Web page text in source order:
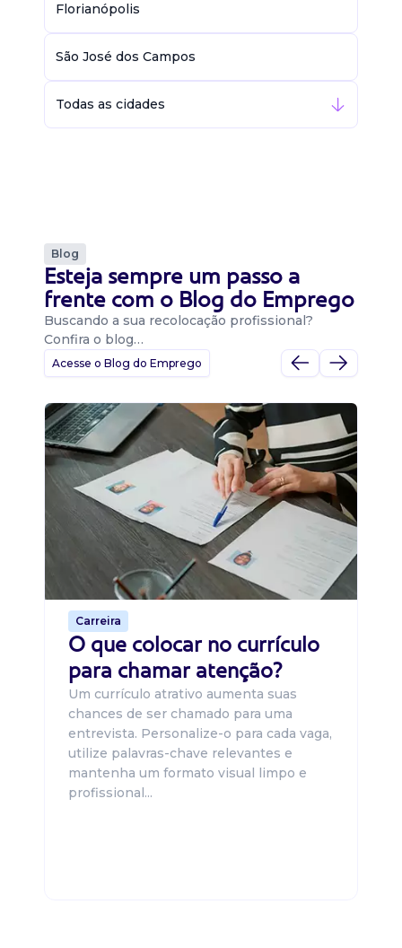
Florianópolis
São José dos Campos
Todas as cidades
Blog
Esteja sempre um passo a
frente com o Blog do Emprego
Buscando a sua recolocação profissional?
Confira o blog…
Acesse o Blog do Emprego
Carreira
O que colocar no currículo
para chamar atenção?
Um currículo atrativo aumenta suas
chances de ser chamado para uma
entrevista. Personalize-o para cada vaga,
utilize palavras-chave relevantes e
mantenha um formato visual limpo e
profissional...